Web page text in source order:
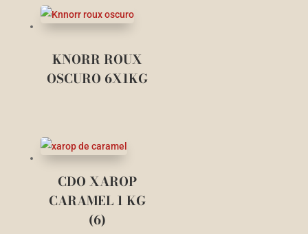
KNORR ROUX
OSCURO 6X1KG
CDO XAROP
CARAMEL 1 KG
(6)